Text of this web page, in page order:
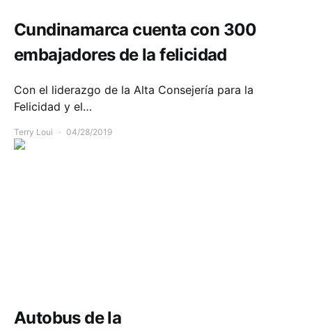
Cundinamarca cuenta con 300
embajadores de la felicidad
Con el liderazgo de la Alta Consejería para la
Felicidad y el…
Terry Loui 04/28/2019
Autobus de la